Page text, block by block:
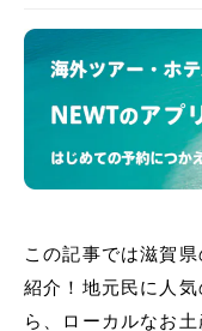
この記事では滋賀
紹介！地元民に人
ら、ローカルなお